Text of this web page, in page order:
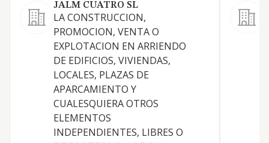
JALM CUATRO SL
LA CONSTRUCCION,
PROMOCION, VENTA O
EXPLOTACION EN ARRIENDO
DE EDIFICIOS, VIVIENDAS,
LOCALES, PLAZAS DE
APARCAMIENTO Y
CUALESQUIERA OTROS
ELEMENTOS
INDEPENDIENTES, LIBRES O